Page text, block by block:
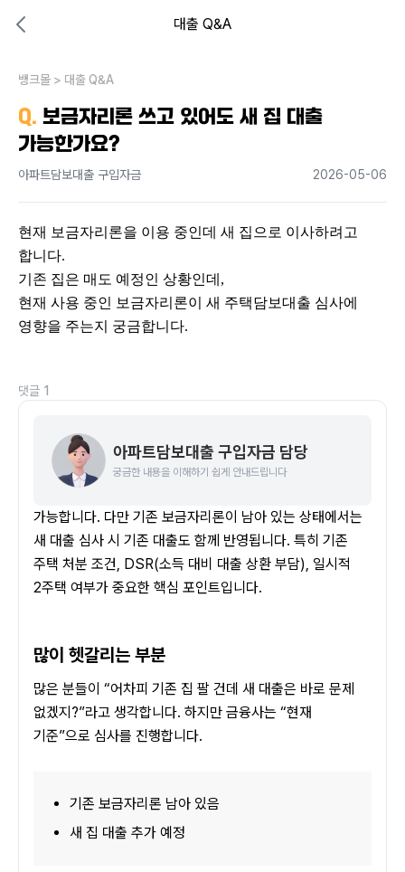
대출 Q&A
내 상황엔 어떤 방법이 있을까?
뱅크몰 > 대출 Q&A
Q. 보금자리론 쓰고 있어도 새 집 대출
가능한가요?
아파트담보대출 구입자금 2026-05-06
현재 보금자리론을 이용 중인데 새 집으로 이사하려고
합니다.
기존 집은 매도 예정인 상황인데,
현재 사용 중인 보금자리론이 새 주택담보대출 심사에
영향을 주는지 궁금합니다.
댓글 1
아파트담보대출 구입자금 담당
궁금한 내용을 이해하기 쉽게 안내드립니다
가능합니다. 다만 기존 보금자리론이 남아 있는 상태에서는
새 대출 심사 시 기존 대출도 함께 반영됩니다. 특히 기존
주택 처분 조건, DSR(소득 대비 대출 상환 부담), 일시적
2주택 여부가 중요한 핵심 포인트입니다.
많이 헷갈리는 부분
많은 분들이 “어차피 기존 집 팔 건데 새 대출은 바로 문제
없겠지?”라고 생각합니다. 하지만 금융사는 “현재
기준”으로 심사를 진행합니다.
기존 보금자리론 남아 있음
새 집 대출 추가 예정